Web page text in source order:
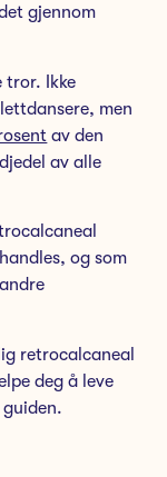
gjennom
tror. Ikke
men
av den
av alle
og som
retrocalcaneal
deg å leve